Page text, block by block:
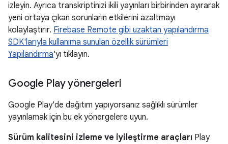
izleyin. Ayrıca transkriptinizi ikili yayınları birbirinden ayırarak
yeni ortaya çıkan sorunların etkilerini azaltmayı
kolaylaştırır. Firebase Remote gibi uzaktan yapılandırma
SDK'larıyla kullanıma sunulan özellik sürümleri
Yapılandırma'yı tıklayın.
Google Play yönergeleri
Google Play'de dağıtım yapıyorsanız sağlıklı sürümler
yayınlamak için bu ek yönergelere uyun.
Sürüm kalitesini izleme ve iyileştirme araçları Play